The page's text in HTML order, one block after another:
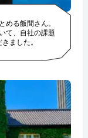
める飯間さん。
て、自社の課題
ました。